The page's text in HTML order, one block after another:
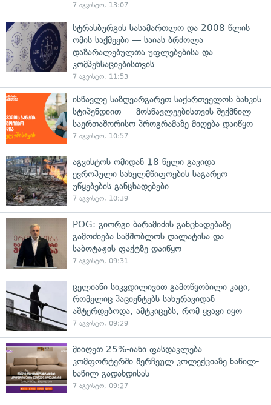
7 აგვისტო, 13:07
სტრასბურგის სასამართლო და 2008 წლის
ომის საქმეები — საიას ბრძოლა
დაზარალებულთა უფლებებისა და
კომპენსაციებისთვის
7 აგვისტო, 11:53
ისწავლე საზღვარგარეთ საქართველოს ბანკის
სტიპენდიით — მოსწავლეებისთვის შექმნილ
საერთაშორისო პროგრამაზე მიღება დაიწყო
7 აგვისტო, 10:57
აგვისტოს ომიდან 18 წელი გავიდა —
ევროპული სახელმწიფოების საგარეო
უწყებების განცხადებები
7 აგვისტო, 10:39
POG: გიორგი ბარამიძის განცხადებაზე
გამოძიება სამშობლოს ღალატისა და
საბოტაჟის ფაქტზე დაიწყო
7 აგვისტო, 09:31
ცელიანი სიკვდილივით გამოწყობილი კაცი,
რომელიც პაციენტებს სახურავიდან
აშტერდებოდა, ამტკიცებს, რომ ყვავი იყო
7 აგვისტო, 09:29
მიიღეთ 25%-იანი ფასდაკლება
კომფორტერში შერჩეულ კოლექციაზე ნაწილ-
ნაწილ გადახდისას
7 აგვისტო, 09:27